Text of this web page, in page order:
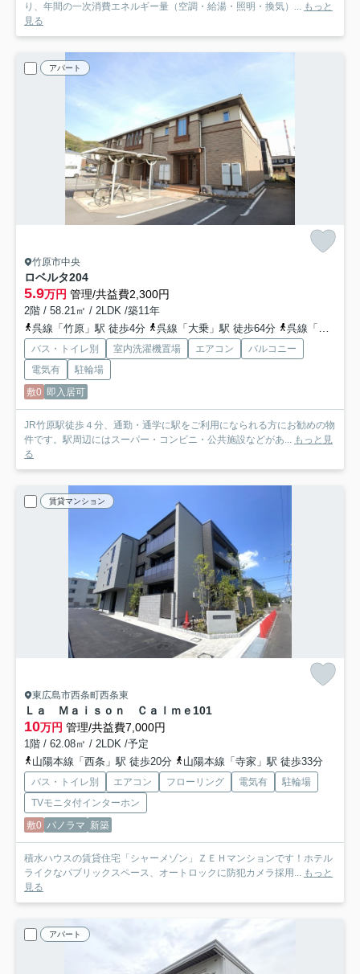
り、年間の一次消費エネルギー量（空調・給湯・照明・換気）... もっと
見る
アパート
竹原市中央
ロベルタ204
5.9万円 管理/共益費2,300円
2階 / 58.21㎡ / 2LDK /築11年
呉線「竹原」駅 徒歩4分
呉線「大乗」駅 徒歩64分 呉線「吉名」駅 車13分 5.4km
バス・トイレ別 室内洗濯機置場 エアコン
バルコニー
電気有
駐輪場
敷0 即入居可
JR竹原駅徒歩４分、通勤・通学に駅をご利用になられる方にお勧めの物
件です。駅周辺にはスーパー・コンビニ・公共施設などがあ... もっと見
る
賃貸マンション
東広島市西条町西条東
Ｌａ Ｍａｉｓｏｎ Ｃａｌｍｅ 101
10万円 管理/共益費7,000円
1階 / 62.08㎡ / 2LDK /予定
山陽本線「西条」駅 徒歩20分
山陽本線「寺家」駅 徒歩33分
バス・トイレ別 エアコン フローリング 電気有
駐輪場
TVモニタ付インターホン
敷0 パノラマ 新築
積水ハウスの賃貸住宅「シャーメゾン」ＺＥＨマンションです！ホテル
ライクなパブリックスペース、オートロックに防犯カメラ採用... もっと
見る
アパート